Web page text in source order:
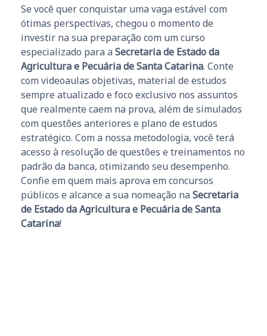
Se você quer conquistar uma vaga estável com
ótimas perspectivas, chegou o momento de
investir na sua preparação com um curso
especializado para a Secretaria de Estado da
Agricultura e Pecuária de Santa Catarina. Conte
com videoaulas objetivas, material de estudos
sempre atualizado e foco exclusivo nos assuntos
que realmente caem na prova, além de simulados
com questões anteriores e plano de estudos
estratégico. Com a nossa metodologia, você terá
acesso à resolução de questões e treinamentos no
padrão da banca, otimizando seu desempenho.
Confie em quem mais aprova em concursos
públicos e alcance a sua nomeação na Secretaria
de Estado da Agricultura e Pecuária de Santa
Catarina!